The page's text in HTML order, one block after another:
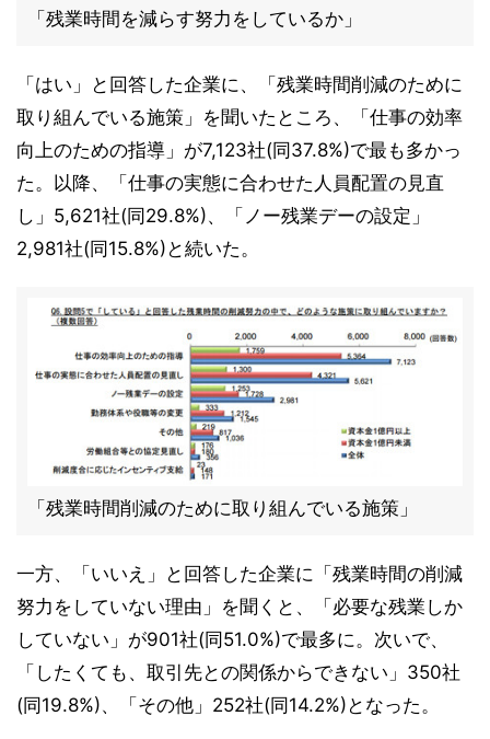
「残業時間を減らす努力をしているか」
「はい」と回答した企業に、「残業時間削減のために
取り組んでいる施策」を聞いたところ、「仕事の効率
向上のための指導」が7,123社(同37.8%)で最も多かっ
た。以降、「仕事の実態に合わせた人員配置の見直
し」5,621社(同29.8%)、「ノー残業デーの設定」
2,981社(同15.8%)と続いた。
「残業時間削減のために取り組んでいる施策」
一方、「いいえ」と回答した企業に「残業時間の削減
努力をしていない理由」を聞くと、「必要な残業しか
していない」が901社(同51.0%)で最多に。次いで、
「したくても、取引先との関係からできない」350社
(同19.8%)、「その他」252社(同14.2%)となった。